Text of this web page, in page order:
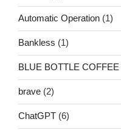
Automatic Operation (1)
Bankless (1)
BLUE BOTTLE COFFEE
brave (2)
ChatGPT (6)